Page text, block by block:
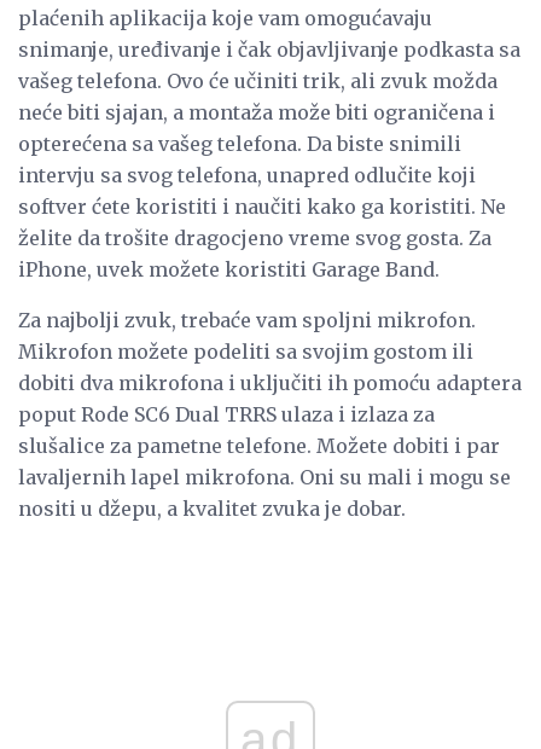
plaćenih aplikacija koje vam omogućavaju
snimanje, uređivanje i čak objavljivanje podkasta sa
vašeg telefona. Ovo će učiniti trik, ali zvuk možda
neće biti sjajan, a montaža može biti ograničena i
opterećena sa vašeg telefona. Da biste snimili
intervju sa svog telefona, unapred odlučite koji
softver ćete koristiti i naučiti kako ga koristiti. Ne
želite da trošite dragocjeno vreme svog gosta. Za
iPhone, uvek možete koristiti Garage Band.
Za najbolji zvuk, trebaće vam spoljni mikrofon.
Mikrofon možete podeliti sa svojim gostom ili
dobiti dva mikrofona i uključiti ih pomoću adaptera
poput Rode SC6 Dual TRRS ulaza i izlaza za
slušalice za pametne telefone. Možete dobiti i par
lavaljernih lapel mikrofona. Oni su mali i mogu se
nositi u džepu, a kvalitet zvuka je dobar.